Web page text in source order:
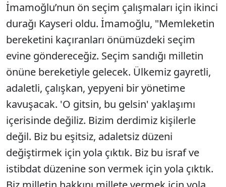
İmamoğlu’nun ön seçim çalışmaları için ikinci
durağı Kayseri oldu. İmamoğlu, "Memleketin
bereketini kaçıranları önümüzdeki seçim
evine göndereceğiz. Seçim sandığı milletin
önüne bereketiyle gelecek. Ülkemiz gayretli,
adaletli, çalışkan, yepyeni bir yönetime
kavuşacak. 'O gitsin, bu gelsin' yaklaşımı
içerisinde değiliz. Bizim derdimiz kişilerle
değil. Biz bu eşitsiz, adaletsiz düzeni
değiştirmek için yola çıktık. Biz bu israf ve
istibdat düzenine son vermek için yola çıktık.